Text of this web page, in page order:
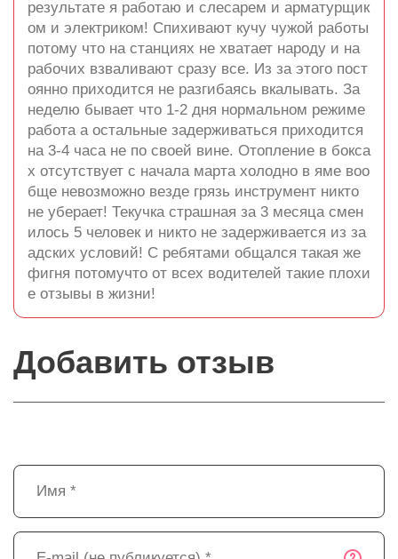
результате я работаю и слесарем и арматурщик
ом и электриком! Спихивают кучу чужой работы
потому что на станциях не хватает народу и на
рабочих взваливают сразу все. Из за этого пост
оянно приходится не разгибаясь вкалывать. За
неделю бывает что 1-2 дня нормальном режиме
работа а остальные задерживаться приходится
на 3-4 часа не по своей вине. Отопление в бокса
х отсутствует с начала марта холодно в яме воо
бще невозможно везде грязь инструмент никто
не уберает! Текучка страшная за 3 месяца смен
илось 5 человек и никто не задерживается из за
адских условий! С ребятами общался такая же
фигня потомучто от всех водителей такие плохи
е отзывы в жизни!
Добавить отзыв